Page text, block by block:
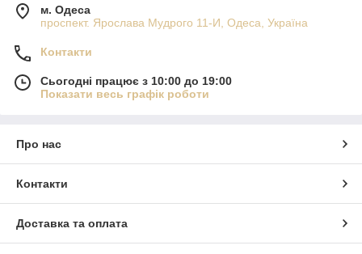
м. Одеса
проспект. Ярослава Мудрого 11-И, Одеса, Україна
Контакти
Сьогодні працює з 10:00 до 19:00
Показати весь графік роботи
Про нас
Контакти
Доставка та оплата